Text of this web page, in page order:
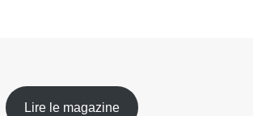
Lire le magazine